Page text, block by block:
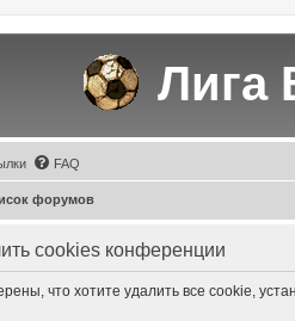
Лига
FAQ
форумов
cookies конференции
что хотите удалить все cookie,